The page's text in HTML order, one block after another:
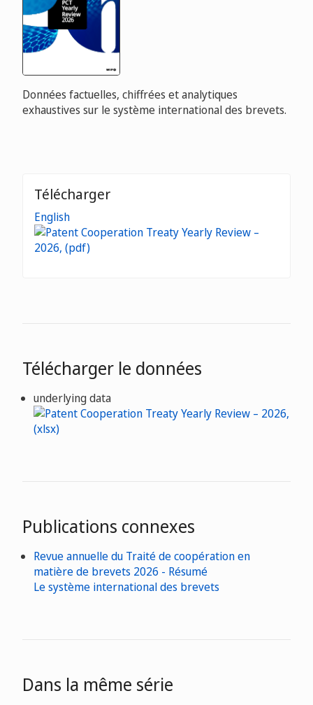
Données factuelles, chiffrées et analytiques
exhaustives sur le système international des brevets.
Télécharger
English
Télécharger le données
underlying data
Publications connexes
Revue annuelle du Traité de coopération en
matière de brevets 2026 - Résumé
Le système international des brevets
Dans la même série